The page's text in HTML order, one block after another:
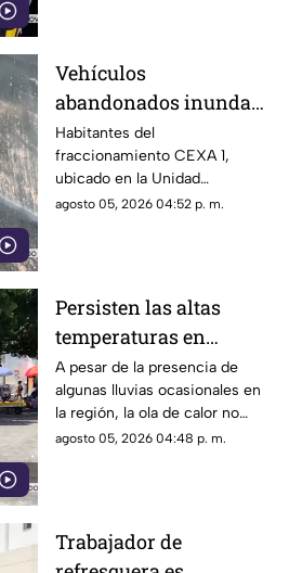
a cabo en Orizaba, Veracruz,
del 19 al 23 de agosto.
Vehículos
abandonados inundan
la Unidad Habitacional
Colosio: Vecinos
denuncian foco de
infección e inseguridad
Habitantes del
fraccionamiento CEXA 1,
ubicado en la Unidad
Habitacional Colosio, han
automóviles abandonados en la
vía pública.
agosto 05, 2026 04:52 p. m.
Persisten las altas
temperaturas en
Guerrero por efecto de
la canícula
A pesar de la presencia de
algunas lluvias ocasionales en
la región, la ola de calor no
cede en el estado de Guerrero.
agosto 05, 2026 04:48 p. m.
Trabajador de